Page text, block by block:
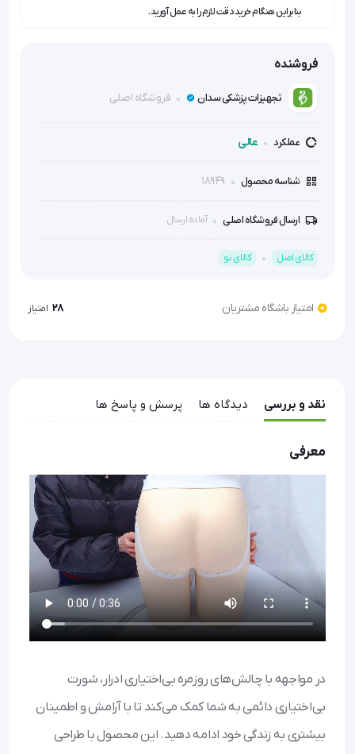
بنابراین هنگام خرید دقت لازم را به عمل آورید.
فروشنده
تجهیزات پزشکی سدان فروشگاه اصلی
عملکرد عالی
شناسه محصول 18949
ارسال فروشگاه اصلی آماده ارسال
کالای اصل کالای نو
امتیاز باشگاه مشتریان 28 امتیاز
نقد و بررسی دیدگاه ها پرسش و پاسخ ها
معرفی
در مواجهه با چالش‌های روزمره بی‌اختیاری ادرار، شورت
بی‌اختیاری دائمی به شما کمک می‌کند تا با آرامش و اطمینان
بیشتری به زندگی خود ادامه دهید. این محصول با طراحی